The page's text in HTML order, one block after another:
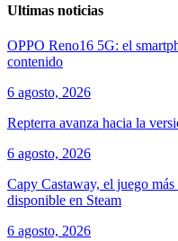
Ultimas noticias
OPPO Reno16 5G: el
contenido
6 agosto, 2026
Repterra avanza hacia la
6 agosto, 2026
Capy Castaway, el juego
disponible en Steam
6 agosto, 2026